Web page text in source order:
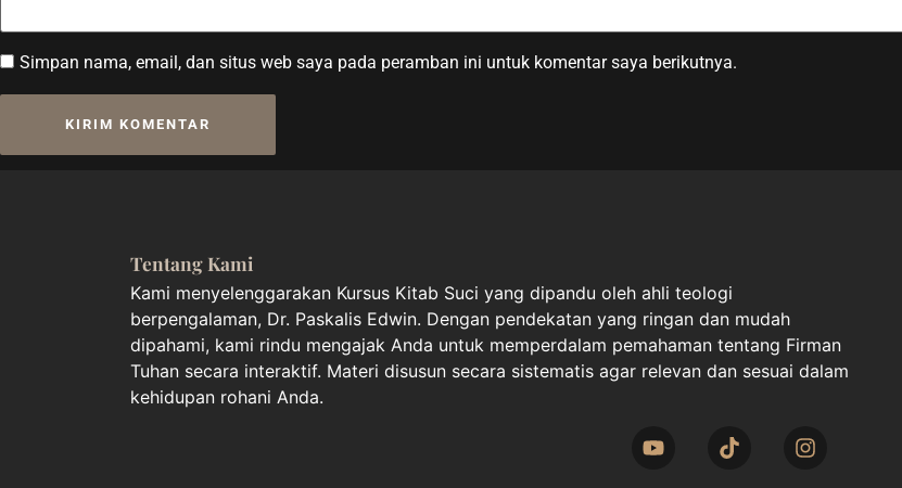
Simpan nama, email, dan situs web saya pada peramban ini untuk komentar saya berikutnya.
Tentang Kami
Kami menyelenggarakan Kursus Kitab Suci yang dipandu oleh ahli teologi
berpengalaman, Dr. Paskalis Edwin. Dengan pendekatan yang ringan dan mudah
dipahami, kami rindu mengajak Anda untuk memperdalam pemahaman tentang Firman
Tuhan secara interaktif. Materi disusun secara sistematis agar relevan dan sesuai dalam
kehidupan rohani Anda.